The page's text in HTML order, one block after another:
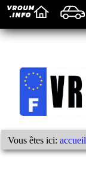
Vous êtes ici:accueil